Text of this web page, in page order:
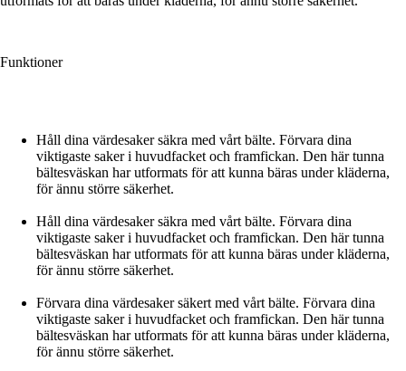
Funktioner
Håll dina värdesaker säkra med vårt bälte. Förvara dina
viktigaste saker i huvudfacket och framfickan. Den här tunna
bältesväskan har utformats för att kunna bäras under kläderna,
för ännu större säkerhet.
Håll dina värdesaker säkra med vårt bälte. Förvara dina
viktigaste saker i huvudfacket och framfickan. Den här tunna
bältesväskan har utformats för att kunna bäras under kläderna,
för ännu större säkerhet.
Förvara dina värdesaker säkert med vårt bälte. Förvara dina
viktigaste saker i huvudfacket och framfickan. Den här tunna
bältesväskan har utformats för att kunna bäras under kläderna,
för ännu större säkerhet.